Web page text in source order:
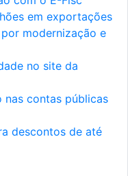
em exportações
modernização e
no site da
nas contas públicas
descontos de até